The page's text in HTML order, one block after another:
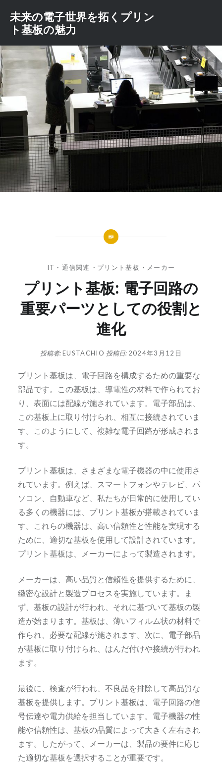
ン
ツ
へ
ス
キ
ッ
プ
未来の電子世界を拓くプリン
ト基板の魅力
IT・通信関連 ・ プリント基板 ・ メーカー
プリント基板: 電子回路の
重要パーツとしての役割と
進化
投稿者:EUSTACHIO 投稿日: 2024年3月12日
プリント基板は、電子回路を構成するための重要な
部品です。
この基板は、導電性の材料で作られてお
り、表面には配線が施されています。電子部品は、
この基板上に取り付けられ、相互に接続されていま
す。このようにして、複雑な電子回路が形成されま
す。
プリント基板は、さまざまな電子機器の中に使用さ
れています。例えば、スマートフォンやテレビ、パ
ソコン、自動車など、私たちが日常的に使用してい
る多くの機器には、プリント基板が搭載されていま
す。これらの機器は、高い信頼性と性能を実現する
ために、適切な基板を使用して設計されています。
プリント基板は、メーカーによって製造されます。
メーカーは、高い品質と信頼性を提供するために、
緻密な設計と製造プロセスを実施しています。ま
ず、基板の設計が行われ、それに基づいて基板の製
造が始まります。基板は、薄いフィルム状の材料で
作られ、必要な配線が施されます。次に、電子部品
が基板に取り付けられ、はんだ付けや接続が行われ
ます。
最後に、検査が行われ、不良品を排除して高品質な
基板を提供します。プリント基板は、電子回路の信
号伝達や電力供給を担当しています。電子機器の性
能や信頼性は、基板の品質によって大きく左右され
ます。したがって、メーカーは、製品の要件に応じ
た適切な基板を選択することが重要です。